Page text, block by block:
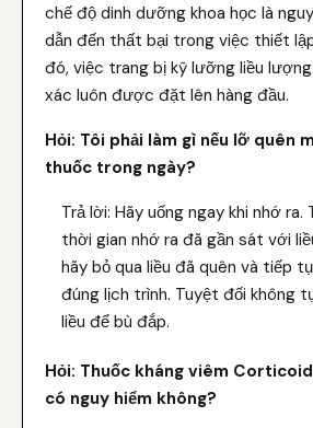
chế độ dinh dưỡng khoa học là
dẫn đến thất bại trong việc thiết
đó, việc trang bị kỹ lưỡng liều
xác luôn được đặt lên hàng đầu.
Hỏi: Tôi phải làm gì nếu lỡ quên
thuốc trong ngày?
Trả lời: Hãy uống ngay khi nhớ ra.
thời gian nhớ ra đã gần sát với
hãy bỏ qua liều đã quên và tiếp
đúng lịch trình. Tuyệt đối không
liều để bù đắp.
Hỏi: Thuốc kháng viêm
có nguy hiểm không?